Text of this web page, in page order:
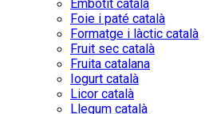
Embotit català
Foie i paté català
Formatge i làctic català
Fruit sec català
Fruita catalana
Iogurt català
Licor català
Llegum català